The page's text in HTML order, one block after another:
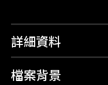
詳細資料
檔案背景